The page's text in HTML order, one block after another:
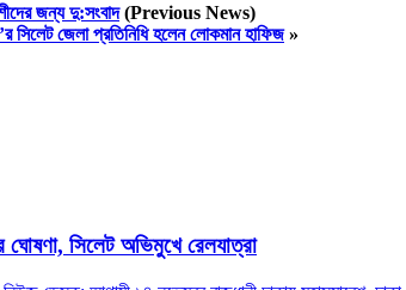
জন্য দু:সংবাদ(Previous News)
সিলেট জেলা প্রতিনিধি হলেন লোকমান হাফিজ»
ঘোষণা, সিলেট অভিমুখে রেলযাত্রা